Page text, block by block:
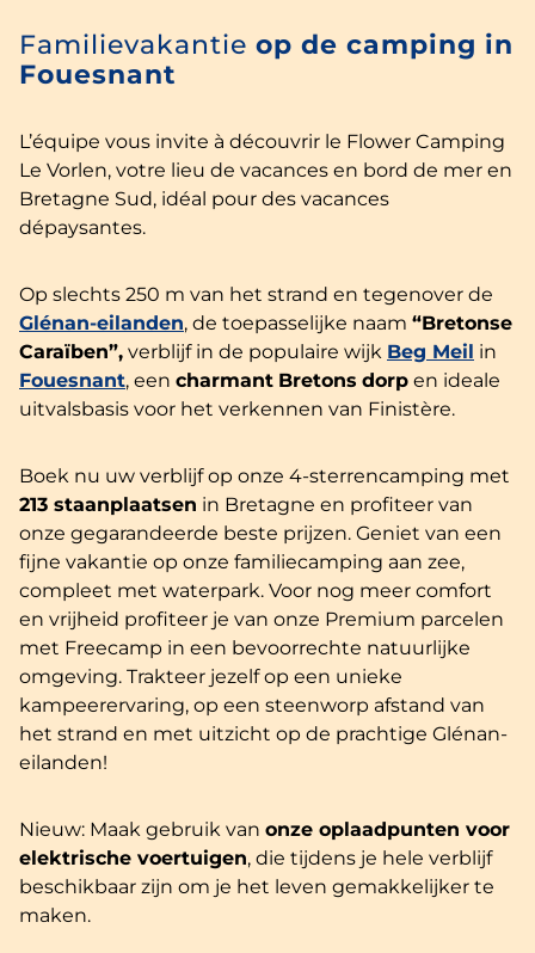
Familievakantie op de camping in
Fouesnant
L’équipe vous invite à découvrir le Flower Camping
Le Vorlen, votre lieu de vacances en bord de mer en
Bretagne Sud, idéal pour des vacances
dépaysantes.
Op slechts 250 m van het strand en tegenover de
Glénan-eilanden, de toepasselijke naam “Bretonse
Caraïben”, verblijf in de populaire wijk Beg Meil in
Fouesnant, een charmant Bretons dorp en ideale
uitvalsbasis voor het verkennen van Finistère.
Boek nu uw verblijf op onze 4-sterrencamping met
213 staanplaatsen in Bretagne en profiteer van
onze gegarandeerde beste prijzen. Geniet van een
fijne vakantie op onze familiecamping aan zee,
compleet met waterpark. Voor nog meer comfort
en vrijheid profiteer je van onze Premium parcelen
met Freecamp in een bevoorrechte natuurlijke
omgeving. Trakteer jezelf op een unieke
kampeerervaring, op een steenworp afstand van
het strand en met uitzicht op de prachtige Glénan-
eilanden!
Nieuw: Maak gebruik van onze oplaadpunten voor
elektrische voertuigen, die tijdens je hele verblijf
beschikbaar zijn om je het leven gemakkelijker te
maken.